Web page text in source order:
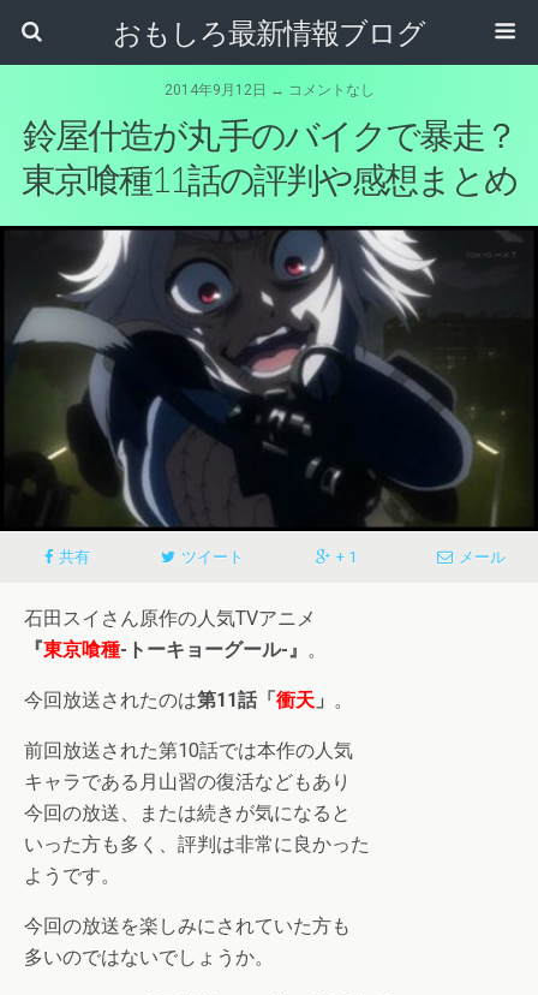
おもしろ最新情報ブログ
2014年9月12日 ↔ コメントなし
鈴屋什造が丸手のバイクで暴走？
東京喰種11話の評判や感想まとめ
共有 ツイート + 1 メール
石田スイさん原作の人気TVアニメ
『東京喰種-トーキョーグール-』 。
今回放送されたのは第11話「 衝天 」 。
前回放送された第10話では本作の人気
キャラである月山習の復活などもあり
今回の放送、または続きが気になると
いった方も多く、評判は非常に良かった
ようです。
今回の放送を楽しみにされていた方も
多いのではないでしょうか。